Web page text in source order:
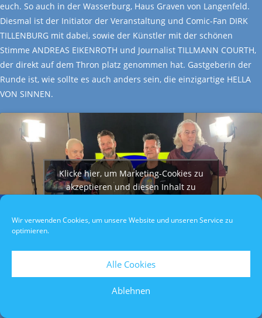
Wir verwenden Cookies, um unsere Website und unseren Service zu
optimieren.
Alle Cookies
Ablehnen
euch. So auch in der Wasserburg, Haus Graven von Langenfeld.
Diesmal ist der Initiator der Veranstaltung und Comic-Fan DIRK
TILLENBURG mit dabei, sowie der Künstler mit der schönen
Stimme ANDREAS EIKENROTH und Journalist TILLMANN COURTH,
der direkt auf dem Thron platz genommen hat. Gastgeberin der
Runde ist, wie sollte es auch anders sein, die einzigartige HELLA
VON SINNEN.
Klicke hier, um Marketing-Cookies zu
akzeptieren und diesen Inhalt zu